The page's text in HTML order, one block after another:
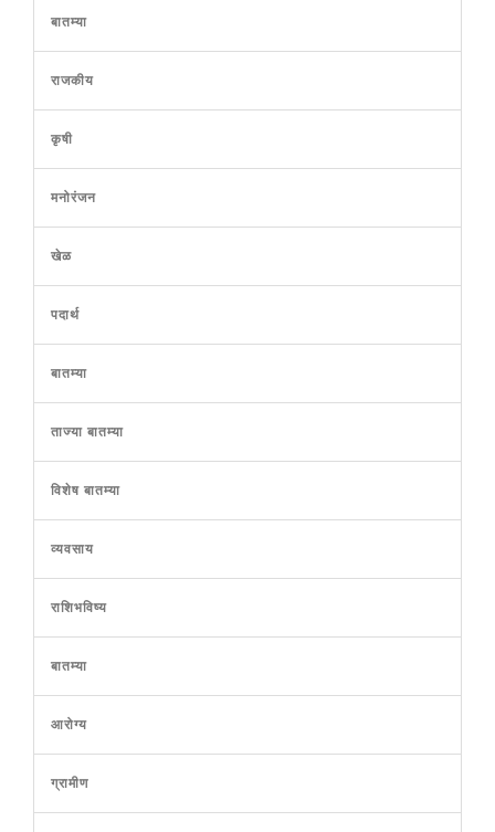
बातम्या
राजकीय
कृषी
मनोरंजन
खेळ
पदार्थ
बातम्या
ताज्या बातम्या
विशेष बातम्या
व्यवसाय
राशिभविष्य
बातम्या
आरोग्य
ग्रामीण